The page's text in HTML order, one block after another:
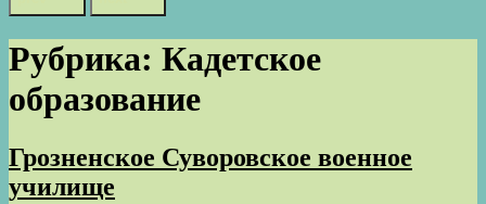
Рубрика: Кадетское
образование
Грозненское Суворовское военное
училище